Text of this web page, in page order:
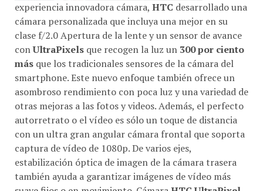
experiencia innovadora cámara, HTC desarrollado una
cámara personalizada que incluya una mejor en su
clase f/2.0 Apertura de la lente y un sensor de avance
conUltraPixels que recogen la luz un 300 por ciento
más que los tradicionales sensores de la cámara del
smartphone. Este nuevo enfoque también ofrece un
asombroso rendimiento con poca luz y una variedad de
otras mejoras a las fotos y videos. Además, el perfecto
autorretrato o el vídeo es sólo un toque de distancia
con un ultra gran angular cámara frontal que soporta
captura de vídeo de 1080p. De varios ejes,
estabilización óptica de imagen de la cámara trasera
también ayuda a garantizar imágenes de vídeo más